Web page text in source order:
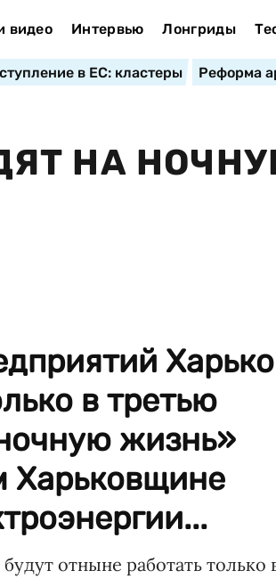
видео Интервью Лонгриды
в ЕС: кластеры Реформа
НА
в третью
жизнь»
Харьковщине
отныне работать только